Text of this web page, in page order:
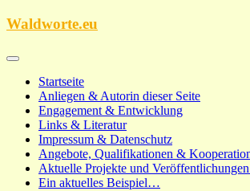
Zum
Waldworte.eu
Startseite
Anliegen & Autorin dieser Seite
Engagement & Entwicklung
Links & Literatur
Impressum & Datenschutz
Angebote, Qualifikationen &
Aktuelle Projekte und
Ein aktuelles Beispiel…